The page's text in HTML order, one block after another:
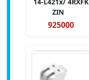
ZIN
925000